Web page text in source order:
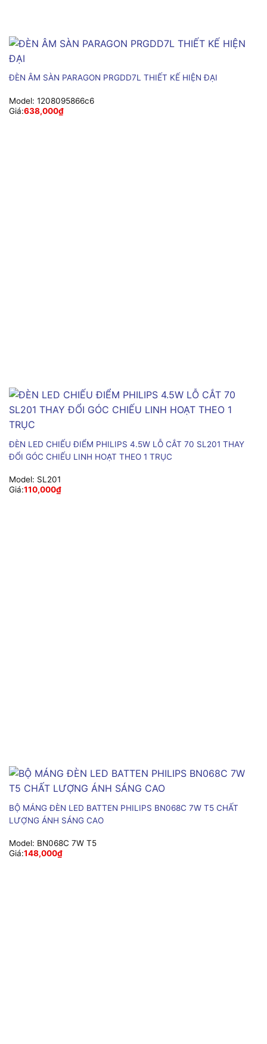
ĐÈN ÂM SÀN PARAGON PRGDD7L THIẾT KẾ HIỆN ĐẠI
Model: 1208095866c6
Giá:638,000₫
ĐÈN LED CHIẾU ĐIỂM PHILIPS 4.5W LỖ CẮT 70 SL201 THAY
ĐỔI GÓC CHIẾU LINH HOẠT THEO 1 TRỤC
Model: SL201
Giá:110,000₫
BỘ MÁNG ĐÈN LED BATTEN PHILIPS BN068C 7W T5 CHẤT
LƯỢNG ÁNH SÁNG CAO
Model: BN068C 7W T5
Giá:148,000₫